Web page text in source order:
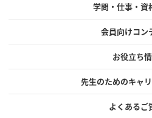
学問・仕事・資
会員向けコン
お役立ち
先生のためのキャ
よくあるご